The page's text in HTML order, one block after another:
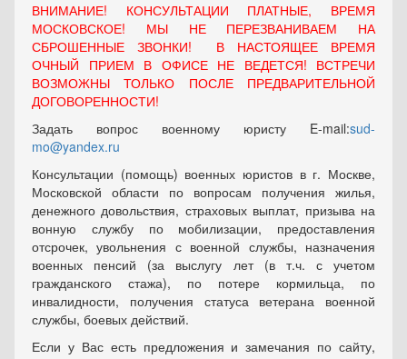
ВНИМАНИЕ! КОНСУЛЬТАЦИИ ПЛАТНЫЕ, ВРЕМЯ
МОСКОВСКОЕ! МЫ НЕ ПЕРЕЗВАНИВАЕМ НА
СБРОШЕННЫЕ ЗВОНКИ! В НАСТОЯЩЕЕ ВРЕМЯ
ОЧНЫЙ ПРИЕМ В ОФИСЕ НЕ ВЕДЕТСЯ! ВСТРЕЧИ
ВОЗМОЖНЫ ТОЛЬКО ПОСЛЕ ПРЕДВАРИТЕЛЬНОЙ
ДОГОВОРЕННОСТИ!
Задать вопрос военному юристу E-mail:sud-
mo@yandex.ru
Консультации (помощь) военных юристов в г. Москве,
Московской области по вопросам получения жилья,
денежного довольствия, страховых выплат, призыва на
вонную службу по мобилизации, предоставления
отсрочек, увольнения с военной службы, назначения
военных пенсий (за выслугу лет (в т.ч. с учетом
гражданского стажа), по потере кормильца, по
инвалидности, получения статуса ветерана военной
службы, боевых действий.
Если у Вас есть предложения и замечания по сайту,